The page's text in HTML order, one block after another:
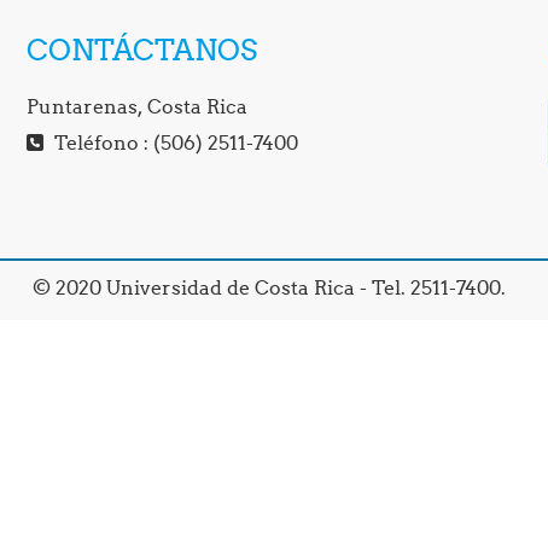
CONTÁCTANOS
Puntarenas, Costa Rica
Teléfono : (506) 2511-7400
© 2020 Universidad de Costa Rica - Tel. 2511-7400.